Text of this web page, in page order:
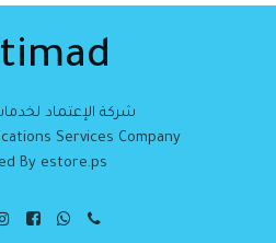
شركة الإعتماد
Services Company
By estore.ps